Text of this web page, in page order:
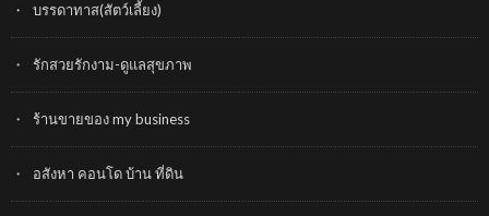
บรรดาทาส(สัตว์เลี้ยง)
รักสวยรักงาม-ดูแลสุขภาพ
ร้านขายของ my business
อสังหา คอนโด บ้าน ที่ดิน